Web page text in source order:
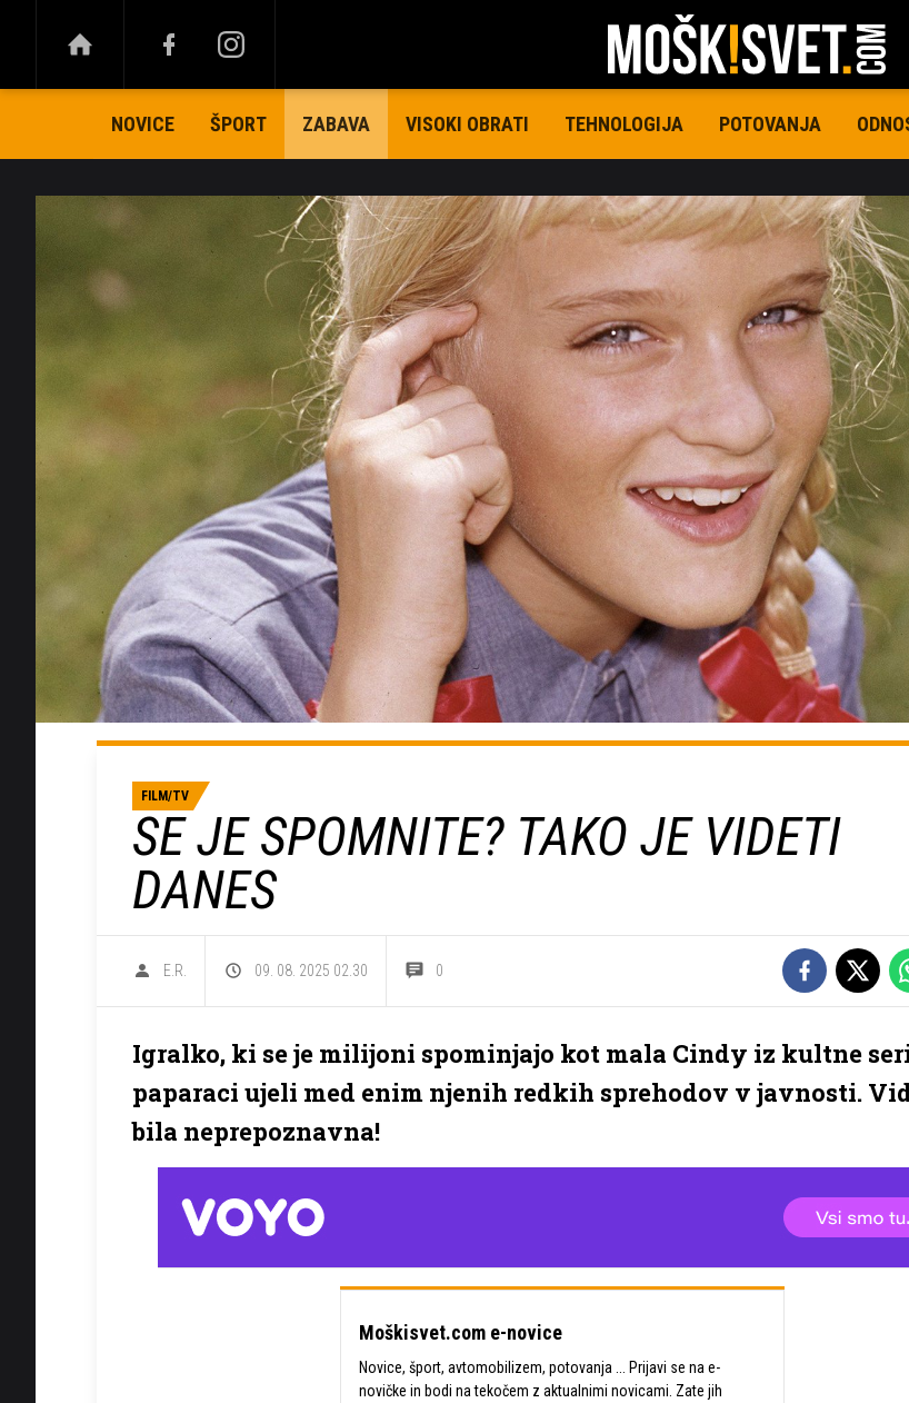
NOVICE ŠPORT ZABAVA VISOKI OBRATI TEHNOLOGIJA POTOVANJA
FILM/TV
SE JE SPOMNITE? TAKO JE VIDETI
DANES
E.R. 09. 08. 2025 02.30 0
Igralko, ki se je milijoni spominjajo kot mala Cindy iz kultne
paparaci ujeli med enim njenih redkih sprehodov v javnosti.
bila neprepoznavna!
Moškisvet.com e-novice
Novice, šport, avtomobilizem, potovanja ... Prijavi se na e-
novičke in bodi na tekočem z aktualnimi novicami. Zate jih